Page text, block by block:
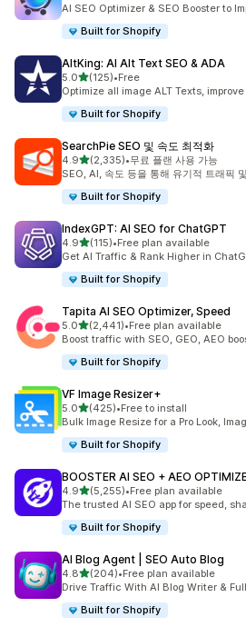
AI SEO Optimizer & SEO Booster to
Built for Shopify
AltKing: AI Alt Text SEO & ADA
5.0별 5개 중
(125)
총 리뷰 125개
•Free
Optimize all image ALT Texts,
Built for Shopify
SearchPie SEO 및 속도 최적화
4.9별 5개 중
(2,335)
총 리뷰 2335개
•무료 플랜 사용 가능
SEO, AI, 속도 등을 통해 유기적 트래픽
Built for Shopify
IndexGPT: AI SEO for ChatGPT
4.9별 5개 중
(115)
총 리뷰 115개
•Free plan available
Get AI Traffic & Rank Higher in
Built for Shopify
Tapita AI SEO Optimizer, Speed
5.0별 5개 중
(2,441)
총 리뷰 2441개
•Free plan available
Boost traffic with SEO, GEO, AEO
Built for Shopify
VF Image Resizer+
5.0별 5개 중
(425)
총 리뷰 425개
•Free to install
Bulk Image Resize for a Pro Look,
Built for Shopify
BOOSTER AI SEO + AEO
4.9별 5개 중
(5,255)
총 리뷰 5255개
•Free plan available
The trusted AI SEO app for speed,
Built for Shopify
AI Blog Agent | SEO Auto Blog
4.8별 5개 중
(204)
총 리뷰 204개
•Free plan available
Drive Traffic With AI Blog Writer &
Built for Shopify